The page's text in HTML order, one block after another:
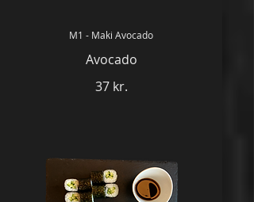
M1 - Maki Avocado
Avocado
37 kr.